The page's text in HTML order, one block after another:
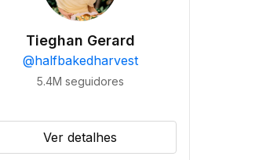
Tieghan Gerard
@halfbakedharvest
5.4M seguidores
Ver detalhes